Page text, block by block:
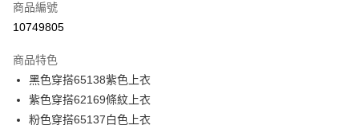
超商取貨付款
Apple Pay
Google Pay
商品編號
10749805
商品特色
黑色穿搭65138紫色上衣
紫色穿搭62169條紋上衣
粉色穿搭65137白色上衣